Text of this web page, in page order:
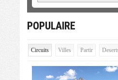
POPULAIRE
Circuits Villes Partir